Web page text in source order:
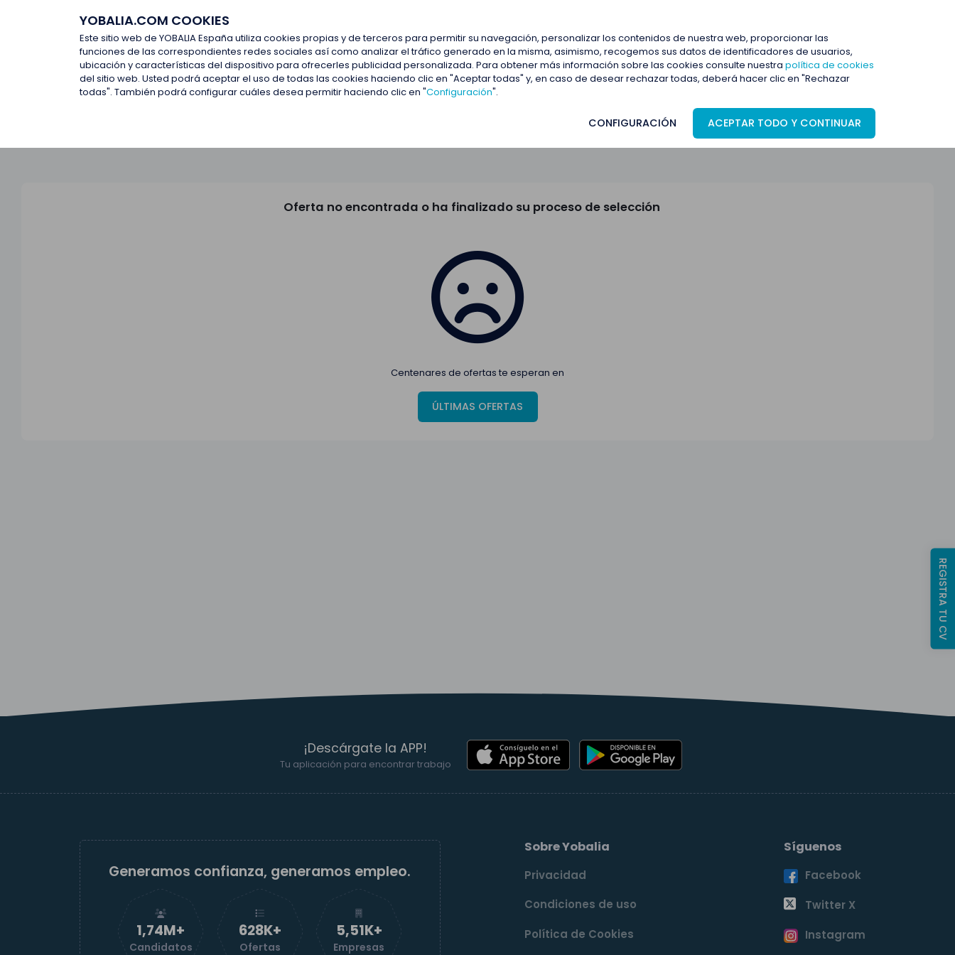
YOBALIA.COM COOKIES
Este sitio web de YOBALIA España utiliza cookies propias y de terceros para permitir su navegación, personalizar los contenidos de nuestra web, proporcionar las
funciones de las correspondientes redes sociales así como analizar el tráfico generado en la misma, asimismo, recogemos sus datos de identificadores de usuarios,
ubicación y características del dispositivo para ofrecerles publicidad personalizada. Para obtener más información sobre las cookies consulte nuestra política de cookies
del sitio web. Usted podrá aceptar el uso de todas las cookies haciendo clic en "Aceptar todas" y, en caso de desear rechazar todas, deberá hacer clic en "Rechazar
todas". También podrá configurar cuáles desea permitir haciendo clic en "Configuración".
CONFIGURACIÓN ACEPTAR TODO Y CONTINUAR
Últimas ofertas
Últimas ofertas
Oferta no encontrada o ha finalizado su proceso de selección
Centenares de ofertas te esperan en
ÚLTIMAS OFERTAS
¡Descárgate la APP!
Tu aplicación para encontrar trabajo
Generamos confianza, generamos empleo.
1,74M+
Candidatos
629K+
Ofertas
5,52K+
Empresas
Sobre Yobalia
Privacidad
Condiciones de uso
Política de Cookies
Síguenos
Facebook
Twitter X
Instagram
REGISTRA TU CV